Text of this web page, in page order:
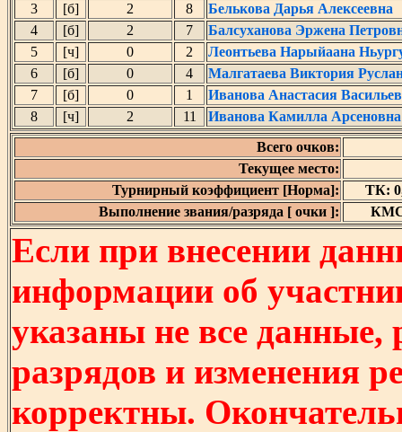
3
[б] 2 8
Белькова Дарья Алексеевна
4
[б] 2 7
Балсуханова Эржена
5
[ч] 0 2
Леонтьева Нарыйаана
6
[б] 0 4
Малгатаева Виктория
7
[б] 0 1
Иванова Анастасия
8
[ч] 2 11
Иванова Камилла Арсеновна
Всего очков:
Текущее место:
Турнирный коэффициент [Норма]:
ТК:
Выполнение звания/разряда [ очки ]:
КМС
Если при внесении
информации об
указаны не все
разрядов и изменения
корректны.